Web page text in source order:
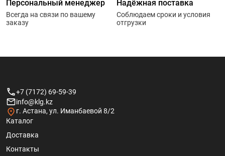
Персональный менеджер
Всегда на связи по вашему
заказу
Надёжная поставка
Соблюдаем сроки и условия
отгрузки
+7 (7172) 69-59-39
info@klg.kz
г. Астана, ул. Иманбаевой 8/2
Каталог
Доставка
Контакты